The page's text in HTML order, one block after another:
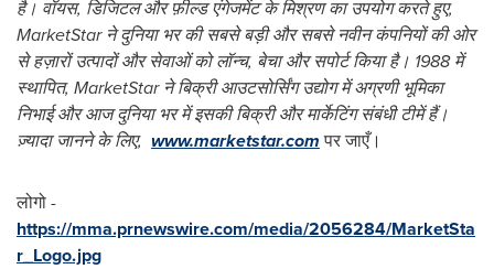
है। वॉयस, डिजिटल और फ़ील्ड एंगेजमेंट के मिश्रण का उपयोग करते हुए,
MarketStar ने दुनिया भर की सबसे बड़ी और सबसे नवीन कंपनियों की ओर
से हज़ारों उत्पादों और सेवाओं को लॉन्च, बेचा और सपोर्ट किया है। 1988 में
स्थापित, MarketStar ने बिक्री आउटसोर्सिंग उद्योग में अग्रणी भूमिका
निभाई और आज दुनिया भर में इसकी बिक्री और मार्केटिंग संबंधी टीमें हैं।
ज़्यादा जानने के लिए, www.marketstar.comपर जाएँ।
लोगो -
https://mma.prnewswire.com/media/2056284/MarketSta
r_Logo.jpg